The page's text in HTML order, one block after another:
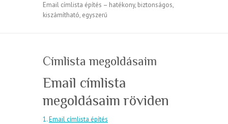
Email címlista építés – hatékony, biztonságos,
kiszámítható, egyszerű
Címlista megoldásaim
Email címlista
megoldásaim röviden
1.Email címlista építés